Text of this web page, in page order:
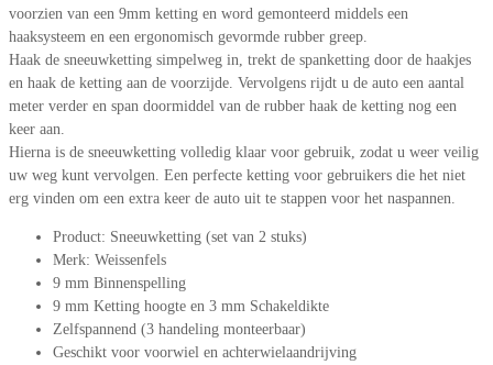
voorzien van een 9mm ketting en word gemonteerd middels een
haaksysteem en een ergonomisch gevormde rubber greep.
Haak de sneeuwketting simpelweg in, trekt de spanketting door de haakjes
en haak de ketting aan de voorzijde. Vervolgens rijdt u de auto een aantal
meter verder en span doormiddel van de rubber haak de ketting nog een
keer aan.
Hierna is de sneeuwketting volledig klaar voor gebruik, zodat u weer veilig
uw weg kunt vervolgen. Een perfecte ketting voor gebruikers die het niet
erg vinden om een extra keer de auto uit te stappen voor het naspannen.
Product: Sneeuwketting (set van 2 stuks)
Merk: Weissenfels
9 mm Binnenspelling
9 mm Ketting hoogte en 3 mm Schakeldikte
Zelfspannend (3 handeling monteerbaar)
Geschikt voor voorwiel en achterwielaandrijving